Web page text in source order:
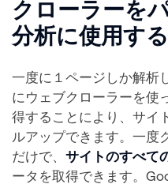
クローラーを
分析に使用する
一度に１ページしか解析
にウェブクローラーを使
得することにより、サイ
ルアップできます。一度
だけで、 サイトのすべて
ータを取得できます。